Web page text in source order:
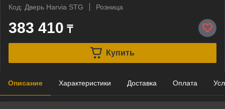
Код: Дверь Harvia STG
Розница
383 410 ₸
Купить
Описание Характеристики Доставка Оплата